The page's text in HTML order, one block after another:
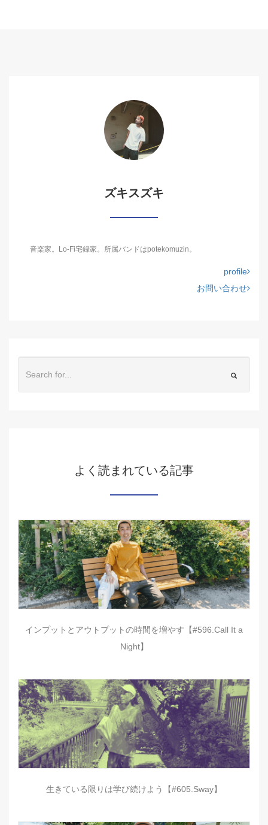
ズキスズキ
音楽家。Lo-Fi宅録家。所属バンドはpotekomuzin。
profile
お問い合わせ
よく読まれている記事
インプットとアウトプットの時間を増やす【#596.Call It a
Night】
生きている限りは学び続けよう【#605.Sway】